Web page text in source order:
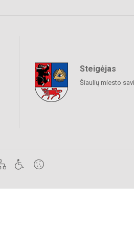
Steigėjas
Šiaulių miesto